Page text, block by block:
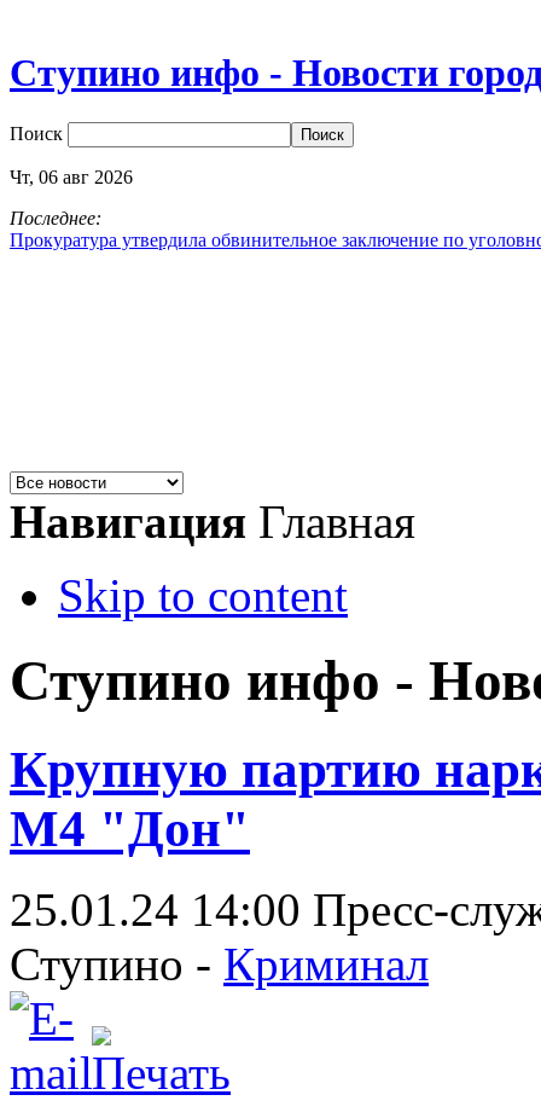
Ступино инфо - Новости
Поиск
Чт, 06 авг 2026
Последнее:
Прокуратура утвердила обвинительное заключение по
Навигация Главная
Skip to content
Ступино инфо -
Крупную партию
М4 "Дон"
25.01.24 14:00 Пресс-
Ступино - Криминал